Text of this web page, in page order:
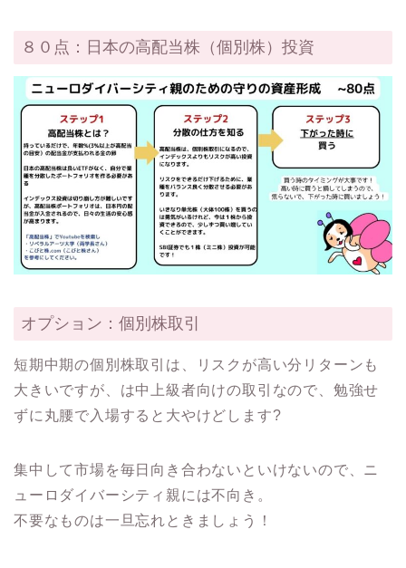
８０点：日本の高配当株（個別株）投資
オプション：個別株取引
短期中期の個別株取引は、リスクが高い分リターンも
大きいですが、は中上級者向けの取引なので、勉強せ
ずに丸腰で入場すると大やけどします?
集中して市場を毎日向き合わないといけないので、ニ
ューロダイバーシティ親には不向き。
不要なものは一旦忘れときましょう！